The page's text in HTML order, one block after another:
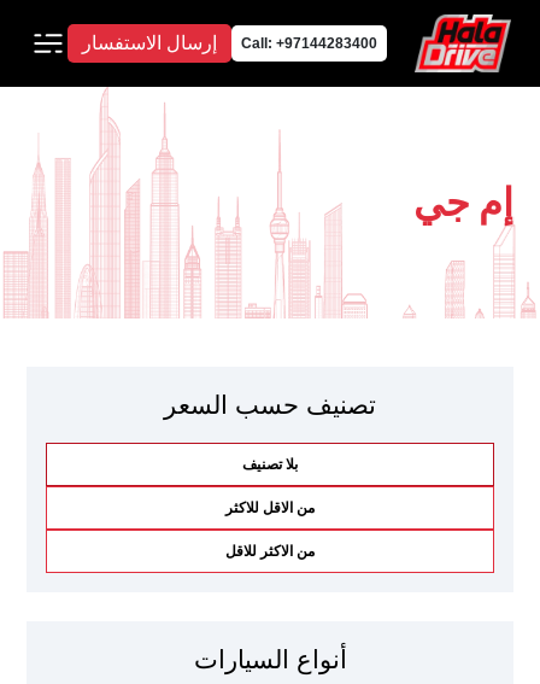
Call: +97144283400 إرسال الاستفسار
إم جي
تصنيف حسب السعر
بلا تصنيف
من الاقل للاكثر
من الاكثر للاقل
أنواع السيارات